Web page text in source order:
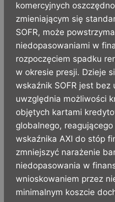
komercyjnych
zmieniającym się
SOFR, może
niedopasowaniami w
rozpoczęciem spadku
w okresie presji. Dzieje
wskaźnik SOFR jest bez
uwzględnia możliwości
objętych kartami
globalnego,
wskaźnika AXI do stóp
zmniejszyć narażenie
niedopasowania w
wnioskowaniem przez
minimalnym koszcie